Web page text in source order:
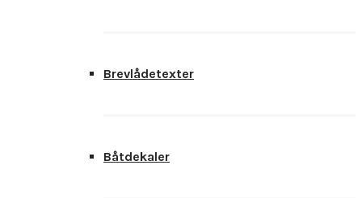
Brevlådetexter
Båtdekaler